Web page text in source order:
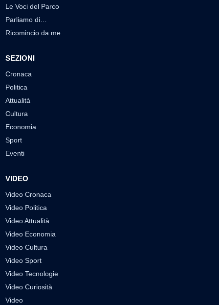
Le Voci del Parco
Parliamo di…
Ricomincio da me
SEZIONI
Cronaca
Politica
Attualità
Cultura
Economia
Sport
Eventi
VIDEO
Video Cronaca
Video Politica
Video Attualità
Video Economia
Video Cultura
Video Sport
Video Tecnologie
Video Curiosità
Video